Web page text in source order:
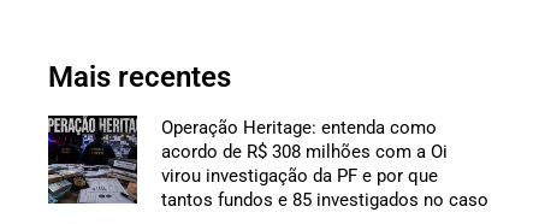
Mais recentes
Operação Heritage: entenda como
acordo de R$ 308 milhões com a Oi
virou investigação da PF e por que
tantos fundos e 85 investigados no caso